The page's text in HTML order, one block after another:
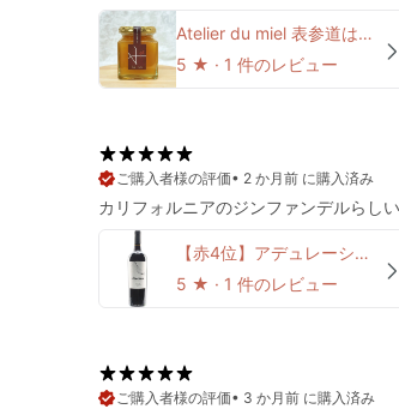
Atelier du miel 表参道はちみつ
5 ★ · 1 件のレビュー
• 2 か月前 に購入済み
カリフォルニアのジンファンデルらし
【赤4位】アデュレーション ジンファンデル カリフォルニア
5 ★ · 1 件のレビュー
• 3 か月前 に購入済み